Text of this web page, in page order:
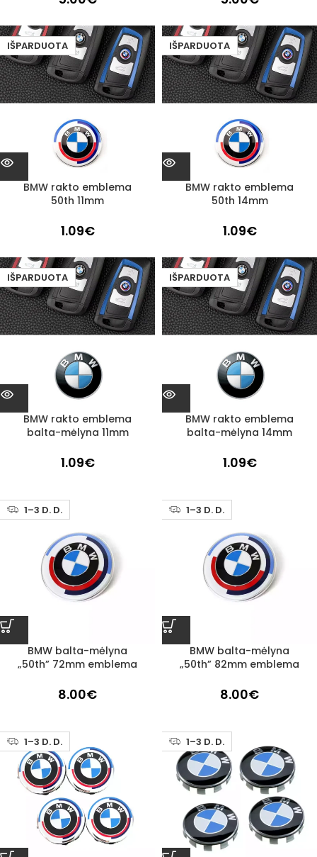
IŠPARDUOTA
BMW rakto emblema
50th 11mm
1.09€
IŠPARDUOTA
BMW rakto emblema
50th 14mm
1.09€
IŠPARDUOTA
BMW rakto emblema
balta-mėlyna 11mm
1.09€
IŠPARDUOTA
BMW rakto emblema
balta-mėlyna 14mm
1.09€
1–3 D. D.
BMW balta-mėlyna
„50th” 72mm emblema
8.00€
1–3 D. D.
BMW balta-mėlyna
„50th” 82mm emblema
8.00€
1–3 D. D. 1–3 D. D.